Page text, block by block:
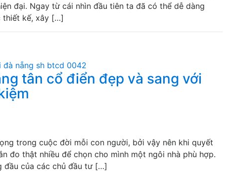
đại. Ngay từ cái nhìn đầu tiên ta đã có thể dễ dàng
thiết kế, xây […]
tân cổ điển đẹp và sang với
trong cuộc đời mỗi con người, bởi vậy nên khi quyết
đo thật nhiều để chọn cho mình một ngôi nhà phù hợp.
đầu của các chủ đầu tư […]